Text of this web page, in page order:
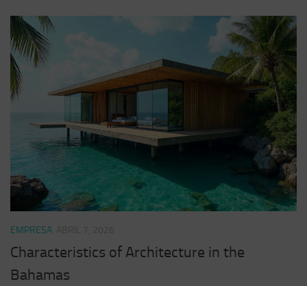
EMPRESA
Characteristics of Architecture in the
Bahamas